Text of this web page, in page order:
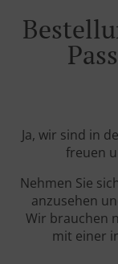
Ja, wir sind in
freuen
Nehmen Sie
anzusehen
Wir brauchen
mit einer